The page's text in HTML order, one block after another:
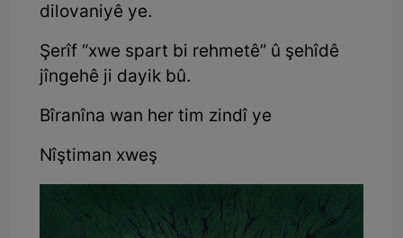
dilovaniyê ye.
Şerîf “xwe spart bi rehmetê” û şehîdê
jîngehê ji dayik bû.
Bîranîna wan her tim zindî ye
Nîştiman xweş